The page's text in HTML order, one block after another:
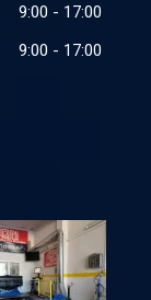
9:00 - 17:00
9:00 - 17:00